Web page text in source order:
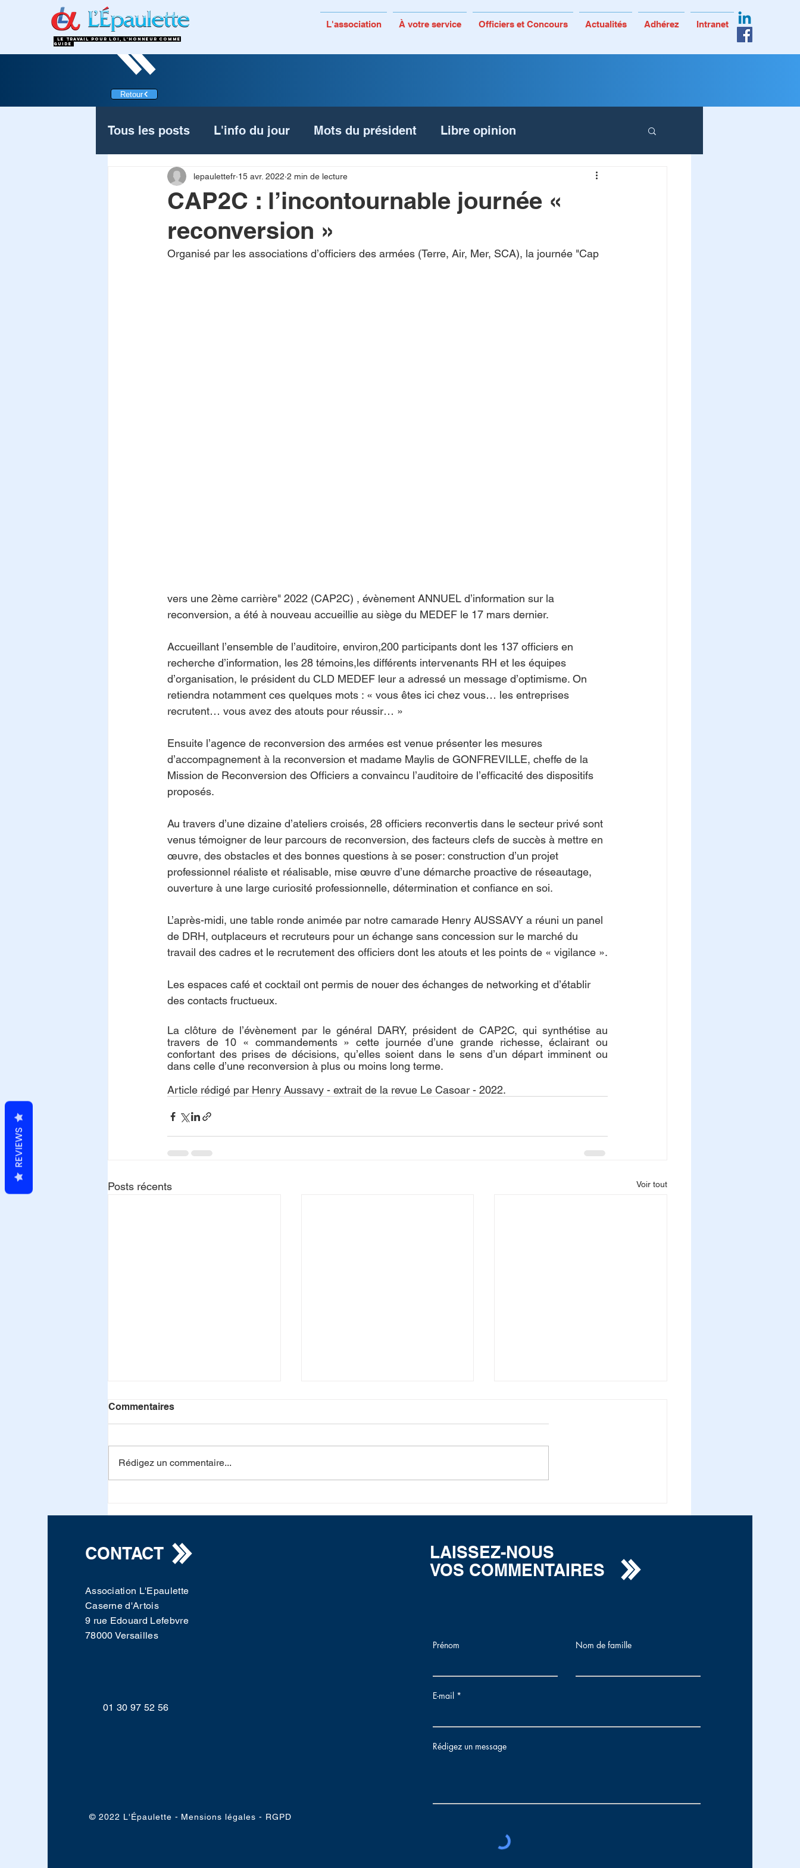
LE TRAVAIL POUR LOI, L'HONNEUR COMME
GUIDe
L'association À votre service Officiers et Concours Actualités Adhérez Intranet
Retour
Tous les posts L'info du jour Mots du président Libre opinion
ActualitésReconversion In memoriam
CAP2C : l’incontournable journée «
reconversion »
lepaulettefr 15 avr. 2022 2 min de lecture
Organisé par les associations d’officiers des armées (Terre, Air, Mer, SCA), la journée "Cap
vers une 2ème carrière" 2022 (CAP2C) , évènement ANNUEL d’information sur la
reconversion, a été à nouveau accueillie au siège du MEDEF le 17 mars dernier.
Accueillant l’ensemble de l’auditoire, environ,200 participants dont les 137 officiers en
recherche d’information, les 28 témoins,les différents intervenants RH et les équipes
d’organisation, le président du CLD MEDEF leur a adressé un message d’optimisme. On
retiendra notamment ces quelques mots : « vous êtes ici chez vous… les entreprises
recrutent… vous avez des atouts pour réussir… »
Ensuite l’agence de reconversion des armées est venue présenter les mesures
d’accompagnement à la reconversion et madame Maylis de GONFREVILLE, cheffe de la
Mission de Reconversion des Officiers a convaincu l’auditoire de l’efficacité des dispositifs
proposés.
Au travers d’une dizaine d’ateliers croisés, 28 officiers reconvertis dans le secteur privé sont
venus témoigner de leur parcours de reconversion, des facteurs clefs de succès à mettre en
œuvre, des obstacles et des bonnes questions à se poser: construction d’un projet
professionnel réaliste et réalisable, mise œuvre d’une démarche proactive de réseautage,
ouverture à une large curiosité professionnelle, détermination et confiance en soi.
L’après-midi, une table ronde animée par notre camarade Henry AUSSAVY a réuni un panel
de DRH, outplaceurs et recruteurs pour un échange sans concession sur le marché du
travail des cadres et le recrutement des officiers dont les atouts et les points de « vigilance ».
Les espaces café et cocktail ont permis de nouer des échanges de networking et d’établir
des contacts fructueux.
La clôture de l’évènement par le général DARY, président de CAP2C, qui synthétise au
travers de 10 « commandements » cette journée d’une grande richesse, éclairant ou
confortant des prises de décisions, qu’elles soient dans le sens d’un départ imminent ou
dans celle d’une reconversion à plus ou moins long terme.
Article rédigé par Henry Aussavy - extrait de la revue Le Casoar - 2022.
Posts récents Voir tout
Commentaires
Rédigez un commentaire...
CONTACT
Association L'Epaulette
Caserne d'Artois
9 rue Edouard Lefebvre
78000 Versailles
01 30 97 52 56
© 2022 L'Épaulette - Mensions légales - RGPD
LAISSEZ-NOUS
VOS COMMENTAIRES
Prénom Nom de famille
E-mail
Rédigez un message
REVIEWS